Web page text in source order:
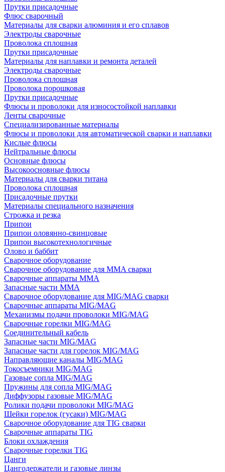
Прутки присадочные
Флюс сварочный
Материалы для сварки алюминия и его сплавов
Электроды сварочные
Проволока сплошная
Прутки присадочные
Материалы для наплавки и ремонта деталей
Электроды сварочные
Проволока сплошная
Проволока порошковая
Прутки присадочные
Флюсы и проволоки для износостойкой наплавки
Ленты сварочные
Специализированные материалы
Флюсы и проволоки для автоматической сварки и наплавки
Кислые флюсы
Нейтральные флюсы
Основные флюсы
Высокоосновные флюсы
Материалы для сварки титана
Проволока сплошная
Присадочные прутки
Материалы специального назначения
Строжка и резка
Припои
Припои оловянно-свинцовые
Припои высокотехнологичные
Олово и баббит
Сварочное оборудование
Сварочное оборудование для MMA сварки
Сварочные аппараты MMA
Запасные части MMA
Сварочное оборудование для MIG/MAG сварки
Сварочные аппараты MIG/MAG
Механизмы подачи проволоки MIG/MAG
Сварочные горелки MIG/MAG
Соединительный кабель
Запасные части MIG/MAG
Запасные части для горелок MIG/MAG
Направляющие каналы MIG/MAG
Токосъемники MIG/MAG
Газовые сопла MIG/MAG
Пружины для сопла MIG/MAG
Диффузоры газовые MIG/MAG
Ролики подачи проволоки MIG/MAG
Шейки горелок (гусаки) MIG/MAG
Сварочное оборудование для TIG сварки
Сварочные аппараты TIG
Блоки охлаждения
Сварочные горелки TIG
Цанги
Цангодержатели и газовые линзы